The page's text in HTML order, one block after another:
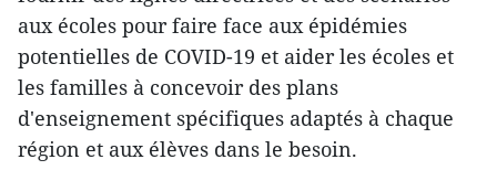
aux écoles pour faire face aux épidémies
potentielles de COVID-19 et aider les écoles et
les familles à concevoir des plans
d'enseignement spécifiques adaptés à chaque
région et aux élèves dans le besoin.